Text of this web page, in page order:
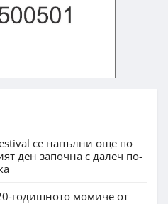
се напълни още по
ден започна с далеч по-
годишното момиче от